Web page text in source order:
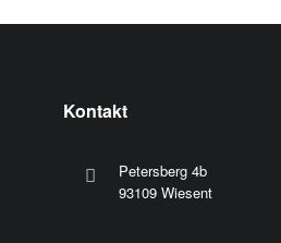
Kontakt
Petersberg 4b
93109 Wiesent